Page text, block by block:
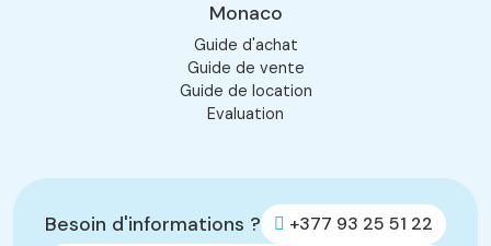
Monaco
Guide d'achat
Guide de vente
Guide de location
Evaluation
Besoin d'informations ? +377 93 25 51 22